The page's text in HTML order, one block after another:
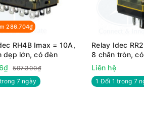
286.704₫
RH4B Imax = 10A,
dẹp lớn, có đèn
597.300₫
7 ngày
Relay Idec
8 chân tròn,
Liên hệ
1 Đổi 1 trong 7